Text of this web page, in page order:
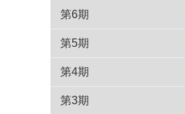
第6期
第5期
第4期
第3期